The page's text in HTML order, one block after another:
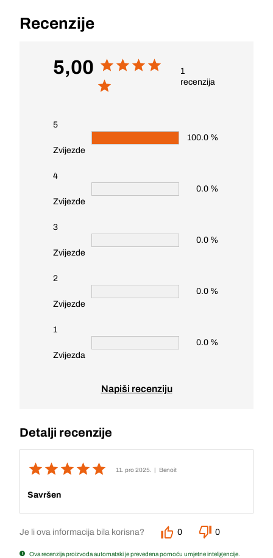
Recenzije
5,00
1
recenzija
5
Zvijezde
100.0 %
4
Zvijezde
0.0 %
3
Zvijezde
0.0 %
2
Zvijezde
0.0 %
1
Zvijezda
0.0 %
Napiši recenziju
Detalji recenzije
11. pro 2025. | Benoit
Savršen
Je li ova informacija bila korisna? 0 0
Ova recenzija proizvoda automatski je prevedena pomoću umjetne inteligencije.